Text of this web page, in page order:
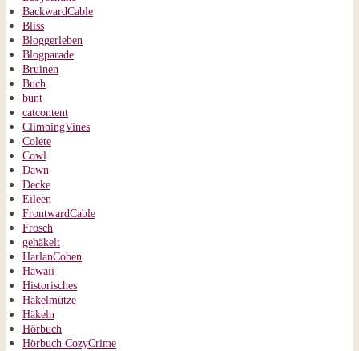
BackwardCable
Bliss
Bloggerleben
Blogparade
Bruinen
Buch
bunt
catcontent
ClimbingVines
Colete
Cowl
Dawn
Decke
Eileen
FrontwardCable
Frosch
gehäkelt
HarlanCoben
Hawaii
Historisches
Häkelmütze
Häkeln
Hörbuch
Hörbuch CozyCrime